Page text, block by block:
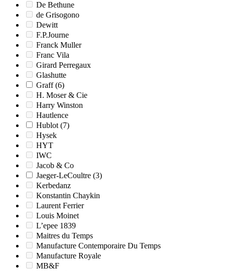
De Bethune
de Grisogono
Dewitt
F.P.Journe
Franck Muller
Franc Vila
Girard Perregaux
Glashutte
Graff (6)
H. Moser & Cie
Harry Winston
Hautlence
Hublot (7)
Hysek
HYT
IWC
Jacob & Co
Jaeger-LeCoultre (3)
Kerbedanz
Konstantin Chaykin
Laurent Ferrier
Louis Moinet
L’epee 1839
Maitres du Temps
Manufacture Contemporaire Du Temps
Manufacture Royale
MB&F